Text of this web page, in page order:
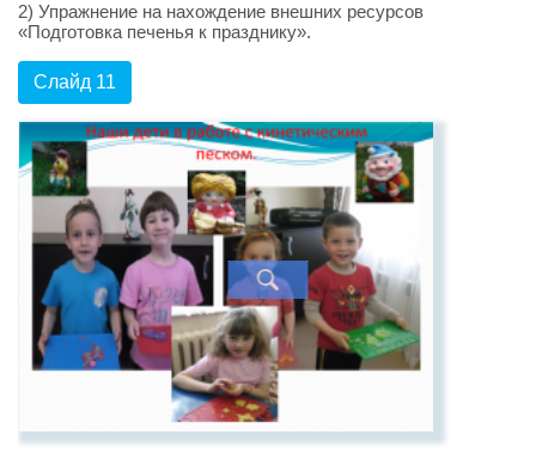
2) Упражнение на нахождение внешних ресурсов
«Подготовка печенья к празднику».
Слайд 11